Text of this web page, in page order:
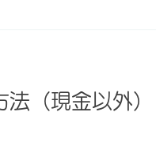
法（現金以外）